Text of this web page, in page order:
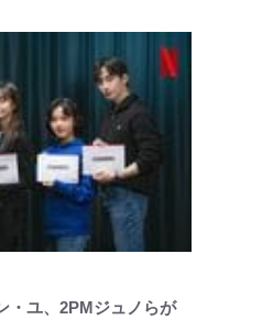
・ユ、2PMジュノらが